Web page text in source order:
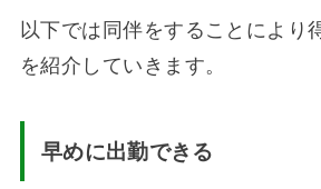
以下では同伴をすることにより
を紹介していきます。
早めに出勤できる